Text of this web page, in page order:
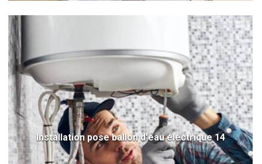
Installation pose ballon d'eau électrique 14